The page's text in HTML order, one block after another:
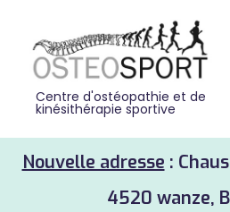
Centre d'ostéopathie et de
kinésithérapie sportive
Nouvelle adresse :
4520 wanze,